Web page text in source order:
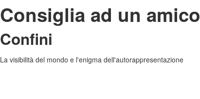
Consiglia ad un amico
Confini
La visibilità del mondo e l'enigma dell'autorappresentazione